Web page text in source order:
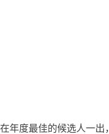
在年度最佳的候选人一